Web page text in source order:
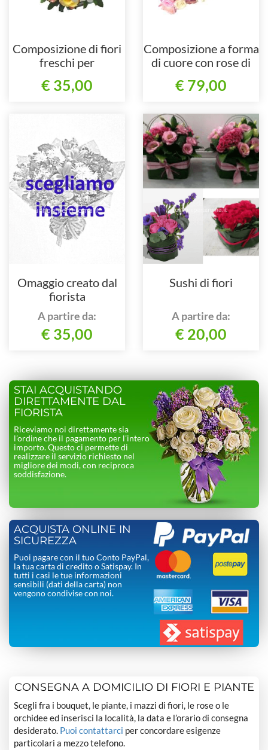
Composizione di fiori
freschi per
€ 35,00
Composizione a forma
di cuore con rose di
€ 79,00
Omaggio creato dal
fiorista
A partire da:
€ 35,00
Sushi di fiori
A partire da:
€ 20,00
STAI ACQUISTANDO
DIRETTAMENTE DAL
FIORISTA
Riceviamo noi direttamente sia
l’ordine che il pagamento per l’intero
importo. Questo ci permette di
realizzare il servizio richiesto nel
migliore dei modi, con reciproca
soddisfazione.
ACQUISTA ONLINE IN
SICUREZZA
Puoi pagare con il tuo Conto PayPal,
la tua carta di credito o Satispay. In
tutti i casi le tue informazioni
sensibili (dati della carta) non
vengono condivise con noi.
CONSEGNA A DOMICILIO DI FIORI E PIANTE
Scegli fra i bouquet, le piante, i mazzi di fiori, le rose o le
orchidee ed inserisci la località, la data e l’orario di consegna
desiderato. Puoi contattarci per concordare esigenze
particolari a mezzo telefono.